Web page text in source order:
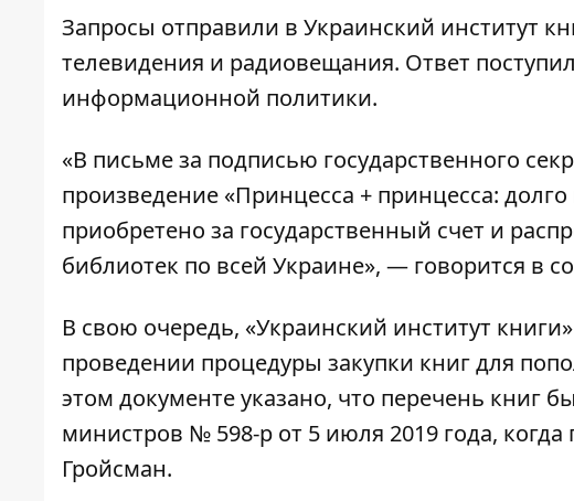
Запросы отправили в Украинский институт
телевидения и радиовещания. Ответ
информационной политики.
«В письме за подписью государственного
произведение «Принцесса + принцесса:
приобретено за государственный счет и
библиотек по всей Украине», — говорится в
В свою очередь, «Украинский институт
проведении процедуры закупки книг для
этом документе указано, что перечень книг
министров № 598-р от 5 июля 2019 года,
Гройсман.